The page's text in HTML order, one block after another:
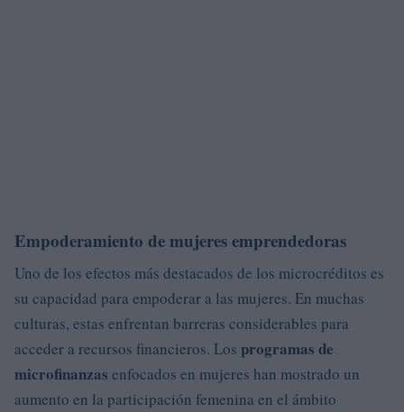
Empoderamiento de mujeres emprendedoras
Uno de los efectos más destacados de los microcréditos es
su capacidad para empoderar a las mujeres. En muchas
culturas, estas enfrentan barreras considerables para
acceder a recursos financieros. Los programas de
microfinanzas enfocados en mujeres han mostrado un
aumento en la participación femenina en el ámbito